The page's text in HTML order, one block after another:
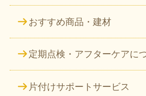
おすすめ商品・建材
定期点検・アフターケアに
片付けサポートサービス